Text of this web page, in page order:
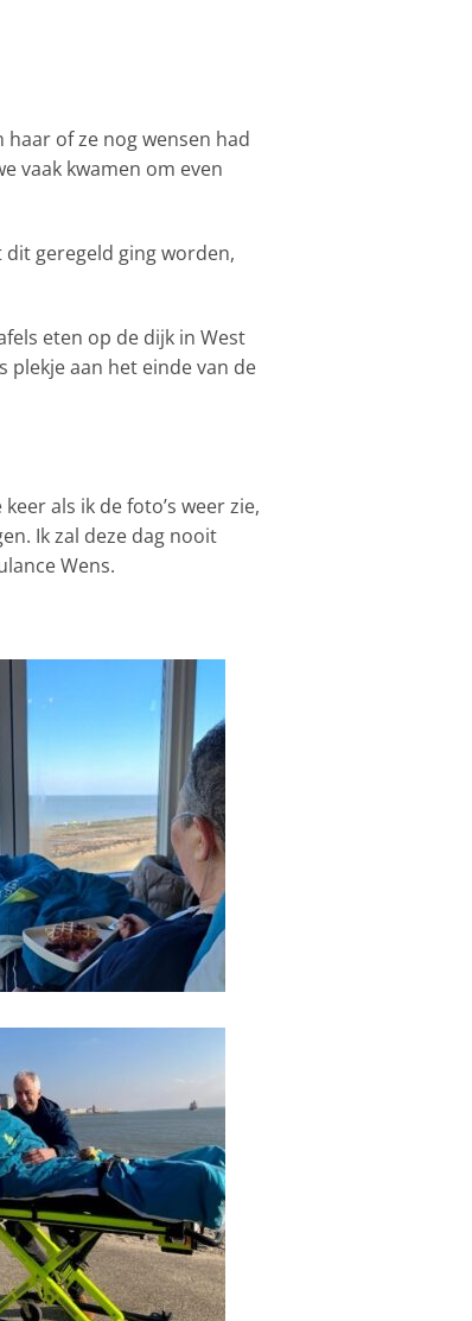
haar of ze nog wensen had
vaak kwamen om even
geregeld ging worden,
eten op de dijk in West
plekje aan het einde van de
als ik de foto’s weer zie,
Ik zal deze dag nooit
Wens.